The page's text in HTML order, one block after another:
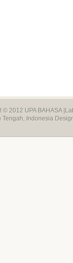
© 2012 UPA BAHASA
Tengah, Indonesia